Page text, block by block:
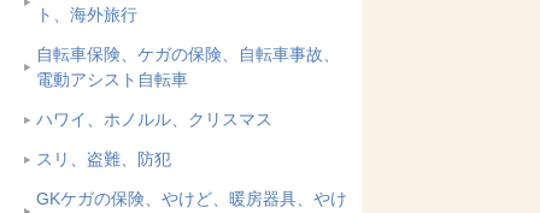
ト、海外旅行
自転車保険、ケガの保険、自転車事故、
電動アシスト自転車
ハワイ、ホノルル、クリスマス
スリ、盗難、防犯
GKケガの保険、やけど、暖房器具、やけ